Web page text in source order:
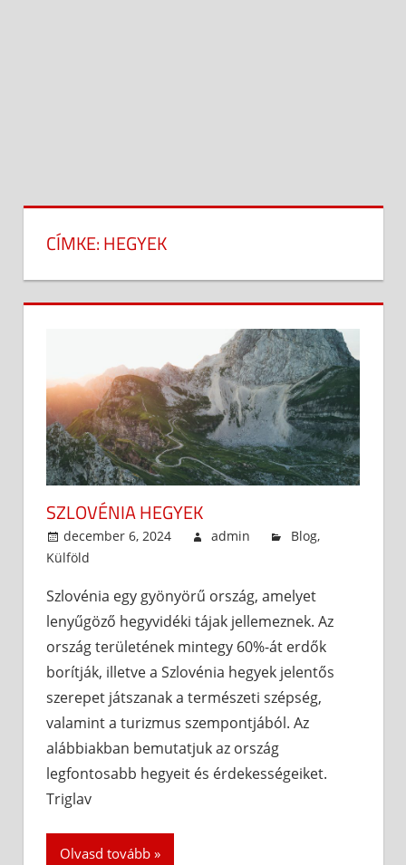
CÍMKE:HEGYEK
SZLOVÉNIA HEGYEK
december 6, 2024 admin Blog,
Külföld
Szlovénia egy gyönyörű ország, amelyet
lenyűgöző hegyvidéki tájak jellemeznek. Az
ország területének mintegy 60%-át erdők
borítják, illetve a Szlovénia hegyek jelentős
szerepet játszanak a természeti szépség,
valamint a turizmus szempontjából. Az
alábbiakban bemutatjuk az ország
legfontosabb hegyeit és érdekességeiket.
Triglav
Olvasd tovább